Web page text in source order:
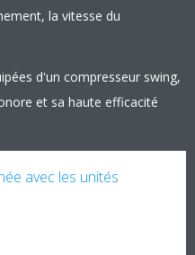
la vitesse du
d'un compresseur swing,
et sa haute efficacité
avec les unités